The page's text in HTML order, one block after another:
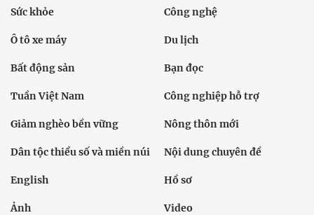
Sức khỏe Công nghệ
Ô tô xe máy Du lịch
Bất động sản Bạn đọc
Tuần Việt Nam Công nghiệp hỗ trợ
Giảm nghèo bền vững Nông thôn mới
Dân tộc thiểu số và miền núi Nội dung chuyên đề
English Hồ sơ
Ảnh Video